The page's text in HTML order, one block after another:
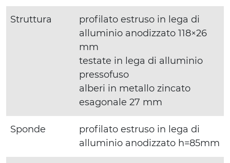
Struttura
profilato estruso in lega di
alluminio anodizzato 118×26
mm
testate in lega di alluminio
pressofuso
alberi in metallo zincato
esagonale 27 mm
Sponde
profilato estruso in lega di
alluminio anodizzato h=85mm